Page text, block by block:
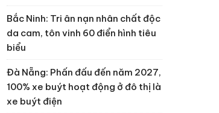
Bắc Ninh: Tri ân nạn nhân chất độc
da cam, tôn vinh 60 điển hình tiêu
biểu
Đà Nẵng: Phấn đấu đến năm 2027,
100% xe buýt hoạt động ở đô thị là
xe buýt điện